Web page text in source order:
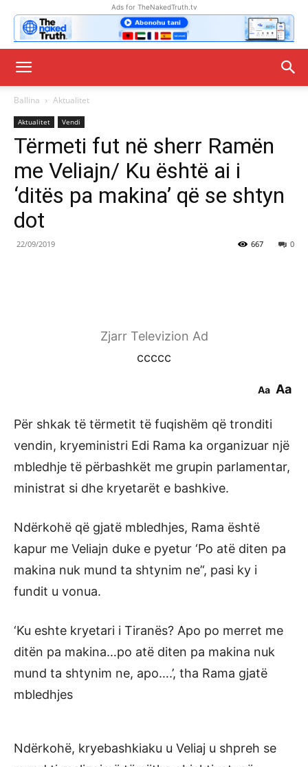
Ads for TheNakedTruth.tv
Ballina Aktualitet
Aktualitet Vendi
Tërmeti fut në sherr Ramën
me Veliajn/ Ku është ai i
‘ditës pa makina’ që se shtyn
dot
22/09/2019 0
667
Zjarr Televizion Ad
ccccc
Aa Aa
Për shkak të tërmetit të fuqishëm që tronditi
vendin, kryeministri Edi Rama ka organizuar një
mbledhje të përbashkët me grupin parlamentar,
ministrat si dhe kryetarët e bashkive.
Ndërkohë që gjatë mbledhjes, Rama është
kapur me Veliajn duke e pyetur ‘Po atë diten pa
makina nuk mund ta shtynim ne’‘, pasi ky i
fundit u vonua.
‘Ku eshte kryetari i Tiranës? Apo po merret me
ditën pa makina…po atë diten pa makina nuk
mund ta shtynim ne, apo….’, tha Rama gjatë
mbledhjes
Ndërkohë, kryebashkiaku u Veliaj u shpreh se